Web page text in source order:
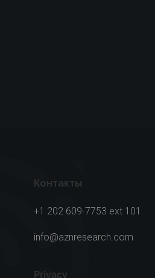
Контакты
+1 202 609-7753 ext 101
info@aznresearch.com
Privacy